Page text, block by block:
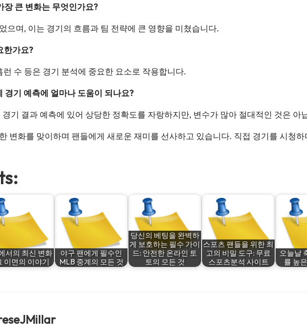
장 큰 변화는 무엇인가요?
으며, 이는 경기의 흐름과 팀 전략에 큰 영향을 미쳤습니다.
한가요?
런 수 등은 경기 분석에 중요한 요소로 작용합니다.
경기 예측에 얼마나 도움이 되나요?
기 결과 예측에 있어 상당한 정확도를 자랑하지만, 변수가 많아 절대적인 것은 아
변화를 맞이하며 팬들에게 새로운 재미를 선사하고 있습니다. 직접 경기를 시청
서의 최신 변화
이면의 이야기
야구 팬에게 필수인
MLB 중계의 모든 것
당신의 베팅을 완벽하
게 보호하는 필수 가이
드: 안전한 온라인 토
토의 모든 것
스포츠 팬들을 위한 최
고의 비밀 도구: 무료
스포츠분석 사이트
오늘날
률 높